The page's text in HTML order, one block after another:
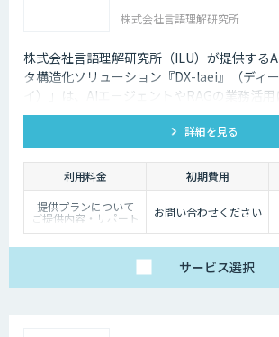
株式会社言語理解研究所
株式会社言語理解研究所（ILU）が提供する
タ構造化ソリューション『DX-laei』（ディ
イ）」は、AIエージェントやRAGの業務活用
る「回答精度の低さ」や「利用者にプロン
る」といった運用上の問題に対し、日本語に
処理技術でアプローチします。 「DX-laei」
の構造化処理に加え、ユーザーの質問意図を
し、最適な検索クエリへ変換する機能を備え
より、生成AIの精度を左右する“入力精度”と
備”の両面から、RAGやAIエージェントの回
ます。
詳細を見る
利用料金 初期費用
提供プランについて
ご提供内容・サポート
範囲の違いに応じて、
汎用的な高精度ドキュ
お問い合わせください
サービス選択